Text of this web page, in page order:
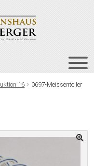
16
0697-Meissenteller